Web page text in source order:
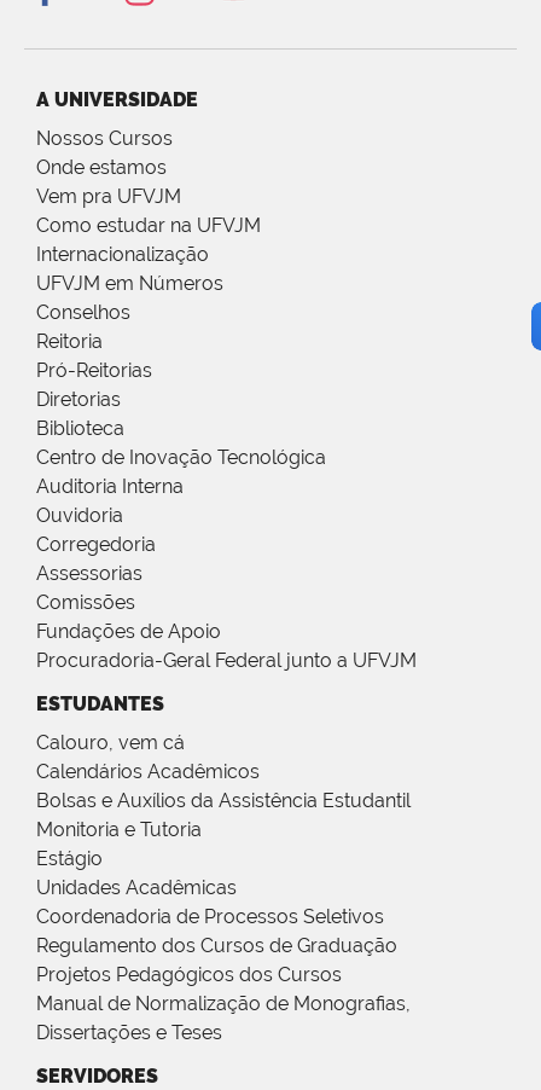
A UNIVERSIDADE
Nossos Cursos
Onde estamos
Vem pra UFVJM
Como estudar na UFVJM
Internacionalização
UFVJM em Números
Conselhos
Reitoria
Pró-Reitorias
Diretorias
Biblioteca
Centro de Inovação Tecnológica
Auditoria Interna
Ouvidoria
Corregedoria
Assessorias
Comissões
Fundações de Apoio
Procuradoria-Geral Federal junto a UFVJM
ESTUDANTES
Calouro, vem cá
Calendários Acadêmicos
Bolsas e Auxílios da Assistência Estudantil
Monitoria e Tutoria
Estágio
Unidades Acadêmicas
Coordenadoria de Processos Seletivos
Regulamento dos Cursos de Graduação
Projetos Pedagógicos dos Cursos
Manual de Normalização de Monografias,
Dissertações e Teses
SERVIDORES